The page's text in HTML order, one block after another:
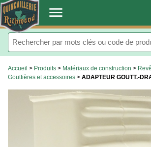
. menu
Accueil > Produits > Matériaux de construction >
Gouttières et accessoires > ADAPTEUR GOUTT.-